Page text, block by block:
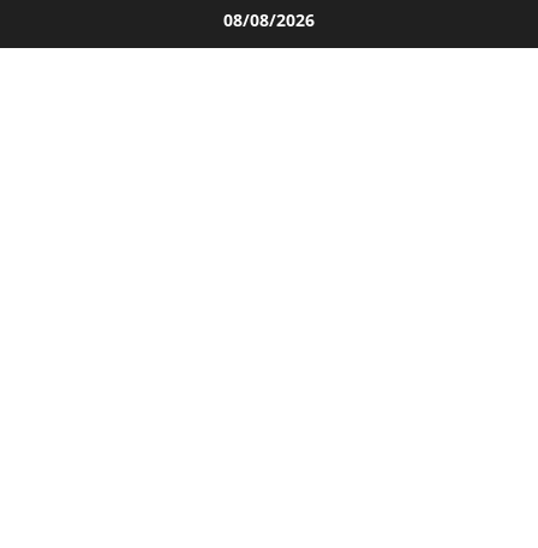
al
08/08/2026